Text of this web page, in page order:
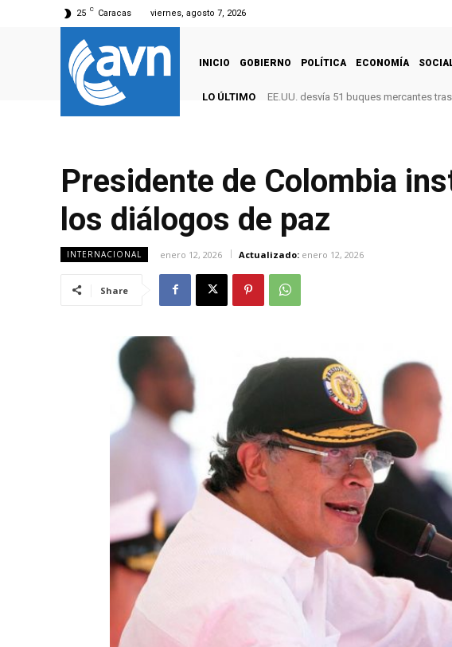
25 C Caracas viernes, agosto 7, 2026
INICIO GOBIERNO POLÍTICA ECONOMÍA
LO ÚLTIMO EE.UU. desvía 51 buques mercantes
Presidente de Colombia
los diálogos de paz
INTERNACIONAL enero 12, 2026 Actualizado: enero 12, 2026
Share